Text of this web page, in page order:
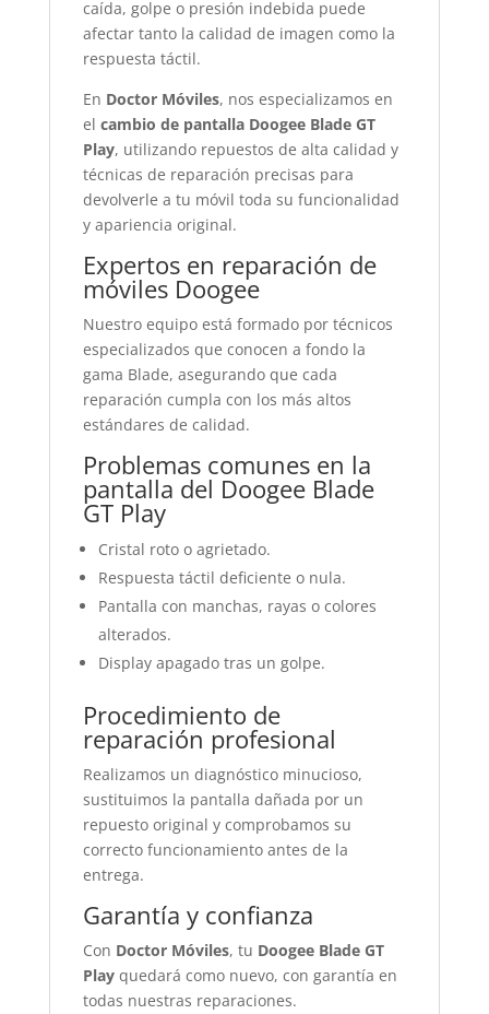
caída, golpe o presión indebida puede
afectar tanto la calidad de imagen como la
respuesta táctil.
En Doctor Móviles, nos especializamos en
el cambio de pantalla Doogee Blade GT
Play, utilizando repuestos de alta calidad y
técnicas de reparación precisas para
devolverle a tu móvil toda su funcionalidad
y apariencia original.
Expertos en reparación de
móviles Doogee
Nuestro equipo está formado por técnicos
especializados que conocen a fondo la
gama Blade, asegurando que cada
reparación cumpla con los más altos
estándares de calidad.
Problemas comunes en la
pantalla del Doogee Blade
GT Play
Cristal roto o agrietado.
Respuesta táctil deficiente o nula.
Pantalla con manchas, rayas o colores
alterados.
Display apagado tras un golpe.
Procedimiento de
reparación profesional
Realizamos un diagnóstico minucioso,
sustituimos la pantalla dañada por un
repuesto original y comprobamos su
correcto funcionamiento antes de la
entrega.
Garantía y confianza
Con Doctor Móviles, tu Doogee Blade GT
Playquedará como nuevo, con garantía en
todas nuestras reparaciones.